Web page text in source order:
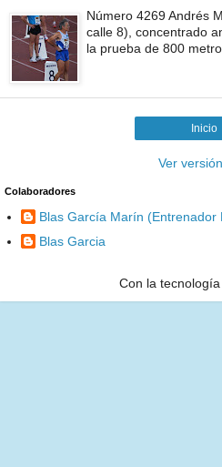
Número 4269 Andrés
calle 8), concentrado
la prueba de 800
Inicio
Ver
Colaboradores
Blas García Marín (Entrenador
Blas Garcia
Con la